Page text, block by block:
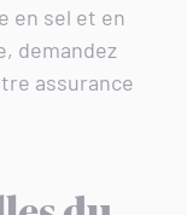
en sel et en
demandez
assurance